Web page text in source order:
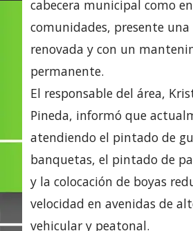
cabecera municipal como
comunidades, presente
renovada y con un
permanente.
El responsable del área,
Pineda, informó que
atendiendo el pintado de
banquetas, el pintado de
y la colocación de boyas
velocidad en avenidas de
vehicular y peatonal.